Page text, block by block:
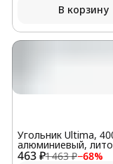
В корзину
463 ₽1 463 ₽−68%
Угольник Ultima,
алюминиевый,